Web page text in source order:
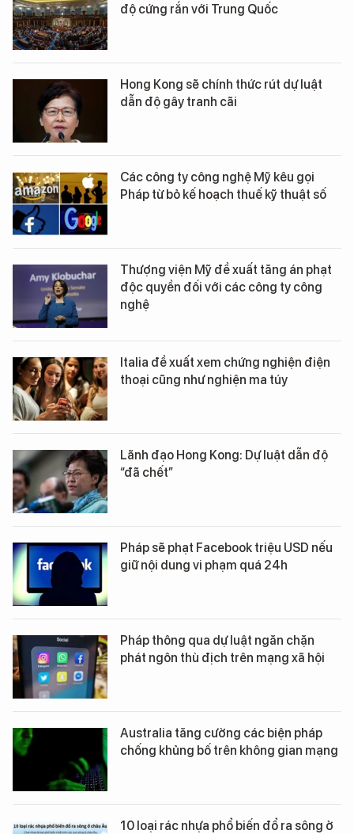
độ cứng rắn với Trung Quốc
Hong Kong sẽ chính thức rút dự luật
dẫn độ gây tranh cãi
Các công ty công nghệ Mỹ kêu gọi
Pháp từ bỏ kế hoạch thuế kỹ thuật số
Thượng viện Mỹ đề xuất tăng án phạt
độc quyền đối với các công ty công
nghệ
Italia đề xuất xem chứng nghiện điện
thoại cũng như nghiện ma túy
Lãnh đạo Hong Kong: Dự luật dẫn độ
“đã chết”
Pháp sẽ phạt Facebook triệu USD nếu
giữ nội dung vi phạm quá 24h
Pháp thông qua dự luật ngăn chặn
phát ngôn thù địch trên mạng xã hội
Australia tăng cường các biện pháp
chống khủng bố trên không gian mạng
10 loại rác nhựa phổ biến đổ ra sông ở